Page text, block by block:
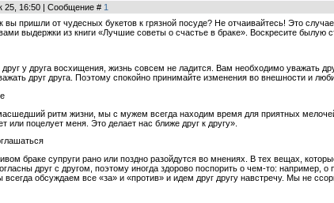
25, 16:50 | Сообщение # 1
вы пришли от чудесных букетов к грязной посуде? Не отчаивайтесь! Это
выдержки из книги «Лучшие советы о счастье в браке». Воскресите былую
у друга восхищения, жизнь совсем не ладится. Вам необходимо уважать
друг друга. Поэтому спокойно принимайте изменения во внешности и
ритм жизни, мы с мужем всегда находим время для приятных
или поцелует меня. Это делает нас ближе друг к другу».
браке супруги рано или поздно разойдутся во мнениях. В тех вещах,
друг с другом, поэтому иногда здорово поспорить о чем-то:
всегда обсуждаем все «за» и «против» и идем друг другу навстречу. Мы не